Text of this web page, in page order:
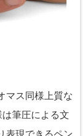
マス同様上質な
筆圧による文